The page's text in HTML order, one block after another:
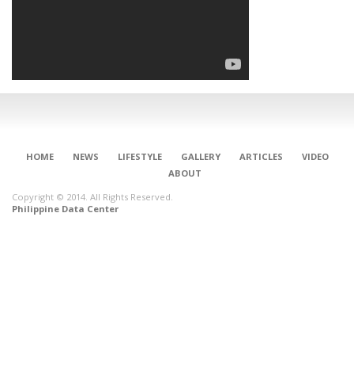
HOME NEWS LIFESTYLE GALLERY ARTICLES
VIDEO
ABOUT
Copyright © 2014. All Rights Reserved.
Philippine Data Center